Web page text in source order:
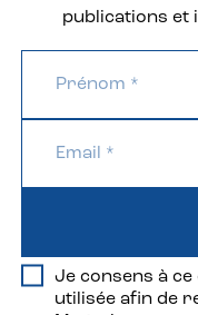
publications et
Je consens à
utilisée afin de